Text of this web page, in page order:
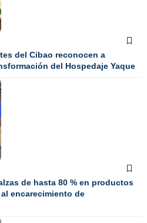
del Cibao reconocen a
del Hospedaje Yaque
de hasta 80 % en productos
encarecimiento de